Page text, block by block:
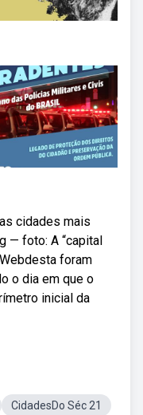
cidades mais
— foto: A “capital
foram
o dia em que o
inicial da
CidadesDo Séc 21